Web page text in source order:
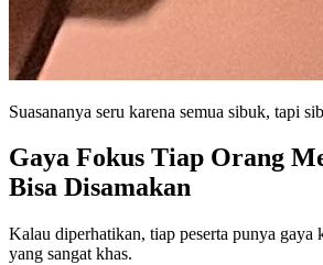
Suasananya seru karena semua sibuk, tapi
Gaya Fokus Tiap Orang
Bisa Disamakan
Kalau diperhatikan, tiap peserta punya gaya
yang sangat khas.